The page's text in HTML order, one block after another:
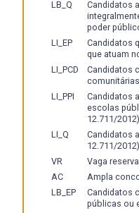
LB_Q
Candidatos
poder
LI_EP
Candidatos
que atuam
LI_PCD
Candidatos
LI_PPI
Candidatos
escolas
12.711/
LI_Q
Candidatos
12.711/
VR
Vaga
AC
Ampla
LB_EP
Candidatos
públicas ou